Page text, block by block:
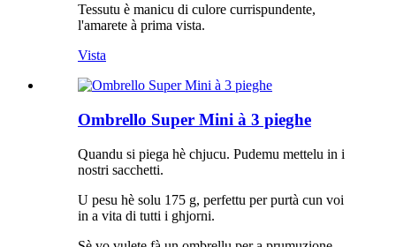
Tessutu è manicu di culore currispundente,
l'amarete à prima vista.
Vista
Ombrello Super Mini à 3 pieghe
Quandu si piega hè chjucu. Pudemu mettelu in i
nostri sacchetti.
U pesu hè solu 175 g, perfettu per purtà cun voi
in a vita di tutti i ghjorni.